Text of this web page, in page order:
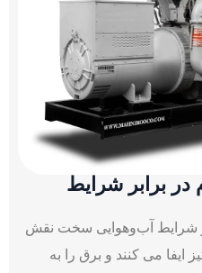
در برابر شرایط
شرایط آب‌وهوایی سخت نقش
ایفا می کنند و برق را به